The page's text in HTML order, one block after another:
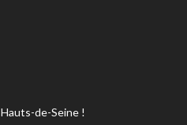
de-Seine !